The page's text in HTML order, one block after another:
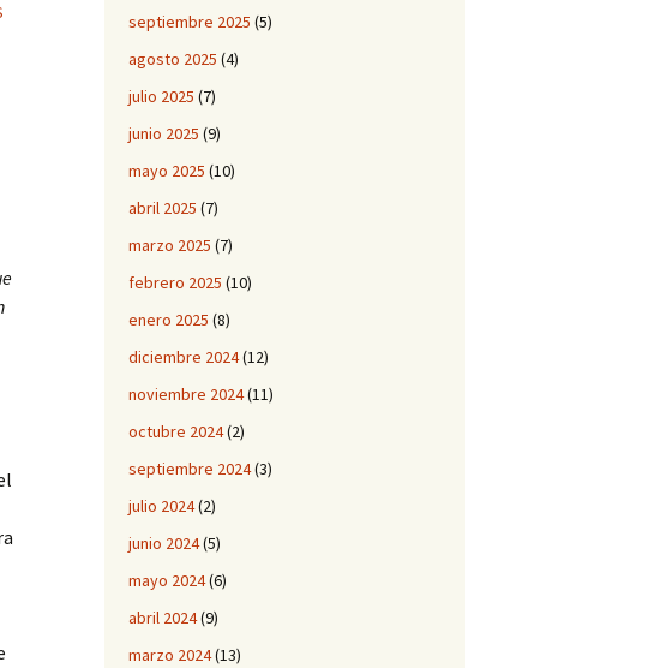
septiembre 2025 (5)
agosto 2025 (4)
julio 2025 (7)
junio 2025 (9)
mayo 2025 (10)
abril 2025 (7)
marzo 2025 (7)
febrero 2025 (10)
enero 2025 (8)
diciembre 2024(12)
noviembre 2024(11)
octubre 2024(2)
septiembre 2024(3)
julio 2024(2)
junio 2024(5)
mayo 2024(6)
abril 2024(9)
marzo 2024(13)